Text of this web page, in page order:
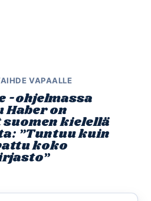
VAPAALLE
-ohjelmassa
on
kielellä
”Tuntuu kuin
koko